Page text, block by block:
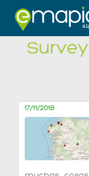
17/11/2018